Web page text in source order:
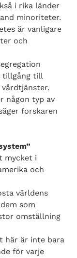
i rika länder
minoriteter.
är vanligare
och
tillgång till
någon typ av
forskaren
mycket i
och
världens
som
omställning
här är inte bara
för varje